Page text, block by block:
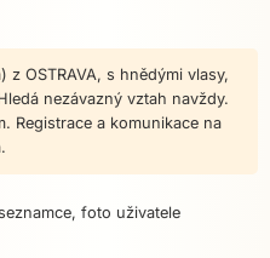
z OSTRAVA, s hnědými vlasy,
nezávazný vztah navždy.
Registrace a komunikace na